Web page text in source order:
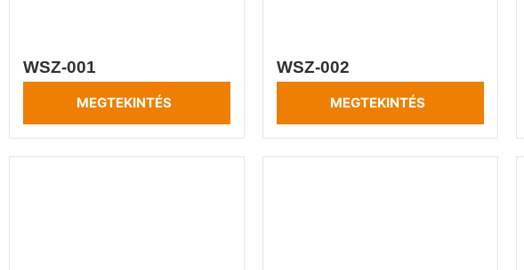
WSZ-001
MEGTEKINTÉS
WSZ-002
MEGTEKINTÉS